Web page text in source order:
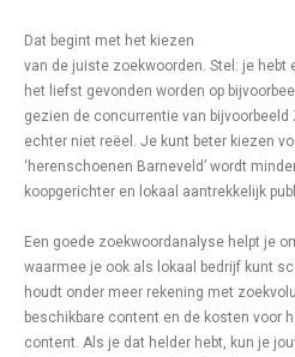
Dat begint met het kiezen
van de juiste zoekwoorden. Stel: je hebt
het liefst gevonden worden op
gezien de concurrentie van
echter niet reëel. Je kunt beter kiezen
‘herenschoenen Barneveld’ wordt
koopgerichter en lokaal aantrekkelijk
Een goede zoekwoordanalyse helpt je
waarmee je ook als lokaal bedrijf kunt
houdt onder meer rekening met
beschikbare content en de kosten voor
content. Als je dat helder hebt, kun je